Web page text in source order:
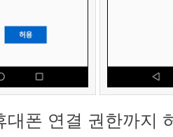
폰 연결 권한까지